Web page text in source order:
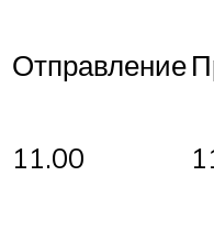
Отправление
11.00